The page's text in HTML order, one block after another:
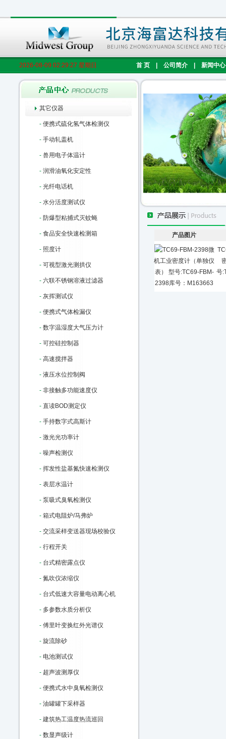
2026-08-09 02:29:28 星期日 首 页 公司简介 新闻中心
其它仪器
- 便携式硫化氢气体检测仪
- 手动轧盖机
- 兽用电子体温计
- 润滑油氧化安定性
- 光纤电话机
- 水分活度测试仪
- 防爆型粘捕式灭蚊蝇
- 食品安全快速检测箱
- 照度计
- 可视型激光测拱仪
- 六联不锈钢溶液过滤器
- 灰挥测试仪
- 便携式气体检漏仪
- 数字温湿度大气压力计
- 可控硅控制器
- 高速搅拌器
- 液压水位控制阀
- 非接触多功能速度仪
- 直读BOD测定仪
- 手持数字式高斯计
- 激光光功率计
- 噪声检测仪
- 挥发性盐基氮快速检测仪
- 表层水温计
- 泵吸式臭氧检测仪
- 箱式电阻炉/马弗炉
- 交流采样变送器现场校验仪
- 行程开关
- 台式精密露点仪
- 氮吹仪浓缩仪
- 台式低速大容量电动离心机
- 多参数水质分析仪
- 傅里叶变换红外光谱仪
- 旋流除砂
- 电池测试仪
- 超声波测厚仪
- 便携式水中臭氧检测仪
- 油罐罐下采样器
- 建筑热工温度热流巡回
- 数显声级计
产品图片
号